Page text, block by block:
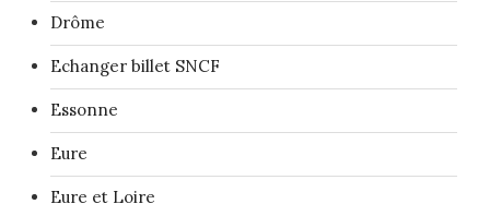
Drôme
Echanger billet SNCF
Essonne
Eure
Eure et Loire